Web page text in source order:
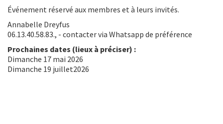
Événement réservé aux membres et à leurs invités.
Annabelle Dreyfus
06.13.40.58.83., - contacter via Whatsapp de préférence
Prochaines dates (lieux à préciser) :
Dimanche 17 mai 2026
Dimanche 19 juillet2026